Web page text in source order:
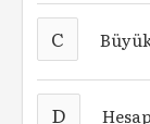
C
D